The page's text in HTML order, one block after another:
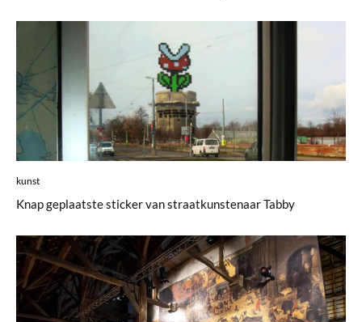
kunst
Knap geplaatste sticker van straatkunstenaar Tabby